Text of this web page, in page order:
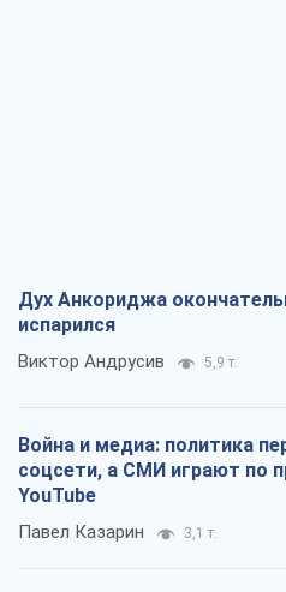
Дух Анкориджа
испарился
Виктор Андрусив 5,9 т.
Война и медиа: политика
соцсети, а СМИ играют по
YouTube
Павел Казарин 3,1 т.